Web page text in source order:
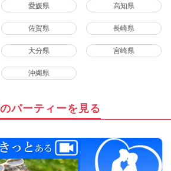
愛媛県 高知県
佐賀県 長崎県
大分県 宮崎県
沖縄県
パーティーを見る